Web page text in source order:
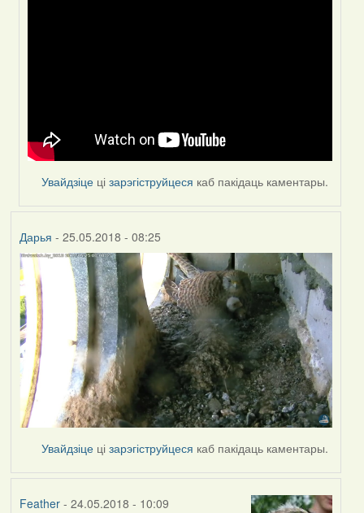
Увайдзіце цізарэгіструйцеся каб пакідаць каментары.
Дарья - 25.05.2018 - 08:25
Увайдзіце цізарэгіструйцеся каб пакідаць каментары.
Feather- 24.05.2018 - 10:09